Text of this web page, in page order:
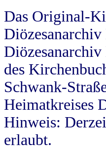
Das Original-
des
Schwank-
Heimatkreises
Hinweis:
erlaubt.